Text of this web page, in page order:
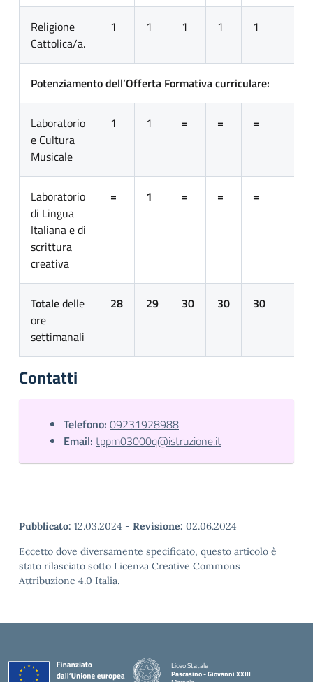
Religione
Cattolica/a.
1 1 1 1 1
Potenziamento dell’Offerta Formativa curriculare:
Laboratorio
e Cultura
Musicale
1 1 = = =
Laboratorio
di Lingua
Italiana e di
scrittura
creativa
= 1 = = =
Totaledelle
ore
settimanali
28 29 30 30 30
Contatti
Telefono: 09231928988
Email: tppm03000q@istruzione.it
Pubblicato: 12.03.2024 - Revisione: 02.06.2024
Eccetto dove diversamente specificato, questo articolo è
stato rilasciato sotto Licenza Creative Commons
Attribuzione 4.0 Italia.
Liceo Statale
Pascasino - Giovanni XXIII